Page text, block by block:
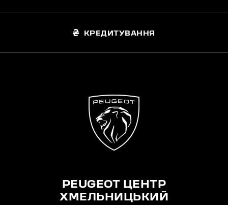
КРЕДИТУВАННЯ
PEUGEOT ЦЕНТР
ХМЕЛЬНИЦЬКИЙ